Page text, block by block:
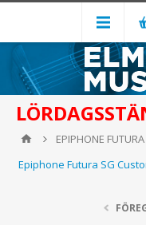
EPIPHONE FUTURA
Epiphone Futura SG